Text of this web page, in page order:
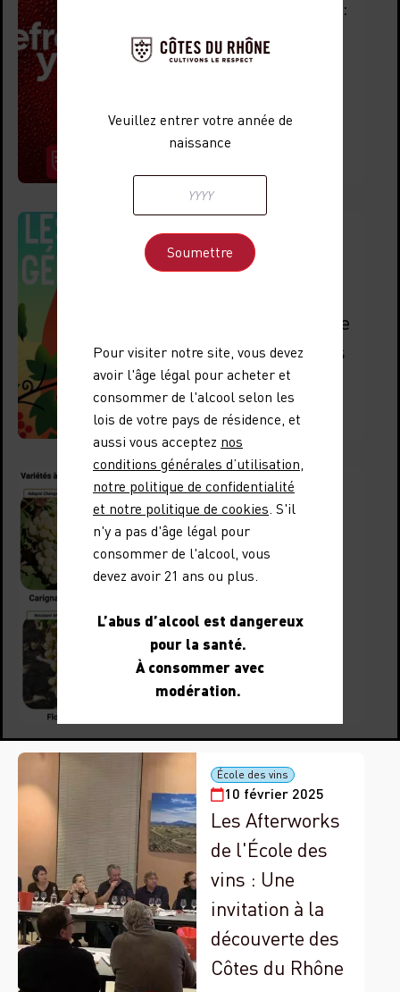
Refresh ton vin :
les Côtes du
Rhône
fraîcheur
15 avril 2025
Les Escales
la découverte de
l’âme des Côtes
du Rhône
Lire l'article
15 avril 2025
VIFA : 4
nouvelles
variétés de
dans les Côtes
du Rhône
Lire l'article
10 février 2025
École des vins
Les Afterworks
de l'École des
vins : Une
invitation à la
découverte des
Côtes du Rhône
Veuillez entrer votre année de
naissance
Pour visiter notre site, vous devez
avoir l'âge légal pour acheter et
consommer de l'alcool selon les
lois de votre pays de résidence, et
aussi vous acceptez nos
conditions générales d’utilisation,
notre politique de confidentialité
et notre politique de cookies. S'il
n'y a pas d'âge légal pour
consommer de l'alcool, vous
devez avoir 21 ans ou plus.
L’abus d’alcool est dangereux
pour la santé.
À consommer avec
modération.